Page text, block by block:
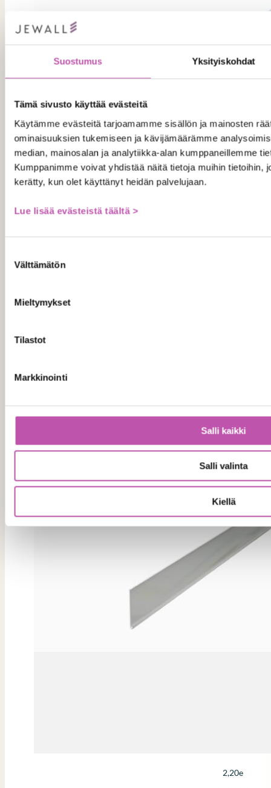
Suostumus Yksityiskohdat
Tämä sivusto käyttää evästeitä
Käytämme evästeitä tarjoamamme sisällön ja mainosten
ominaisuuksien tukemiseen ja kävijämäärämme
median, mainosalan ja analytiikka-alan kumppaneillemme
Kumppanimme voivat yhdistää näitä tietoja muihin tietoihin,
kerätty, kun olet käyttänyt heidän palvelujaan.
Lue lisää evästeistä täältä >
valinta
Välttämätön
Mieltymykset
Tilastot
Markkinointi
Salli kaikki
Salli valinta
Kiellä
2,20e